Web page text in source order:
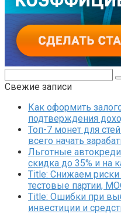
Свежие записи
Как оформить
подтверждения
Топ-7 монет для
всего начать
Льготные
скидка до 35% и на
Title: Снижаем риски
тестовые партии,
Title: Ошибки при
инвестиции и